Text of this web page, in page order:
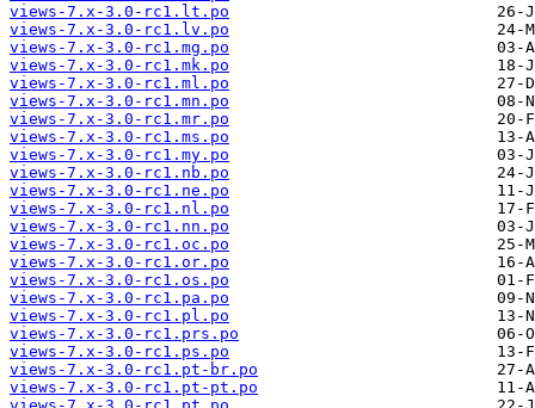
views-7.x-3.0-rc1.lt.po
views-7.x-3.0-rc1.lv.po
views-7.x-3.0-rc1.mg.po
views-7.x-3.0-rc1.mk.po
views-7.x-3.0-rc1.ml.po
views-7.x-3.0-rc1.mn.po
views-7.x-3.0-rc1.mr.po
views-7.x-3.0-rc1.ms.po
views-7.x-3.0-rc1.my.po
views-7.x-3.0-rc1.nb.po
views-7.x-3.0-rc1.ne.po
views-7.x-3.0-rc1.nl.po
views-7.x-3.0-rc1.nn.po
views-7.x-3.0-rc1.oc.po
views-7.x-3.0-rc1.or.po
views-7.x-3.0-rc1.os.po
views-7.x-3.0-rc1.pa.po
views-7.x-3.0-rc1.pl.po
views-7.x-3.0-rc1.prs.po
views-7.x-3.0-rc1.ps.po
views-7.x-3.0-rc1.pt-br.po
views-7.x-3.0-rc1.pt-pt.po